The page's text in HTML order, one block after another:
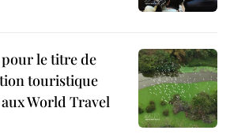
le titre de
touristique
World Travel